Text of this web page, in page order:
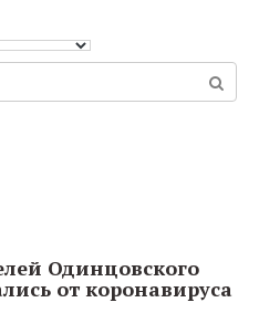
Одинцовского
от коронавируса